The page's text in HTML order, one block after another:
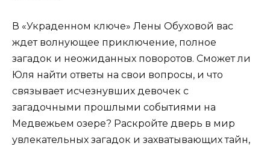
В «Украденном ключе» Лены Обуховой вас
ждет волнующее приключение, полное
загадок и неожиданных поворотов. Сможет ли
Юля найти ответы на свои вопросы, и что
связывает исчезнувших девочек с
загадочными прошлыми событиями на
Медвежьем озере? Раскройте дверь в мир
увлекательных загадок и захватывающих тайн,